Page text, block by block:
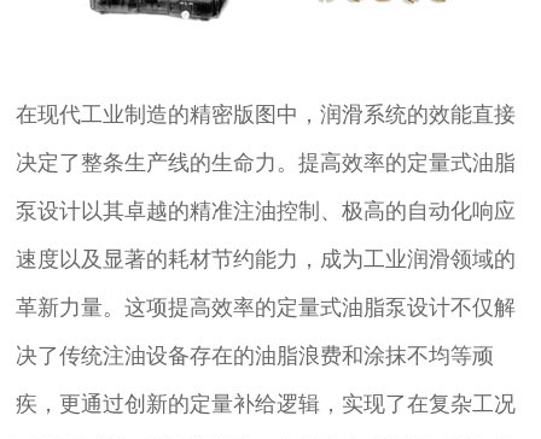
在现代工业制造的精密版图中，润滑系统的效能直接
决定了整条生产线的生命力。提高效率的定量式油脂
泵设计以其卓越的精准注油控制、极高的自动化响应
速度以及显著的耗材节约能力，成为工业润滑领域的
革新力量。这项提高效率的定量式油脂泵设计不仅解
决了传统注油设备存在的油脂浪费和涂抹不均等顽
疾，更通过创新的定量补给逻辑，实现了在复杂工况